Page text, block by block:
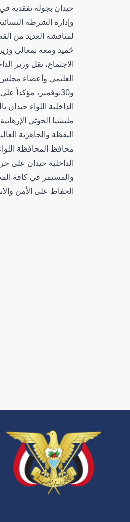
حيدان بجولة تفقدية
وإدارة الشرطة
لمناقشة العديد من
حُميد ومعه بمعالي وزير
الاجتماع، نقل وزير
و30نوفمبر، مؤكداً
الداخلية اللواء
مليشيا الحوثي
اليقظة والجاهزية
محافظ المحافظة
الداخلية حيدان على
والمستمر في كافة
الحفاظ على الأمن